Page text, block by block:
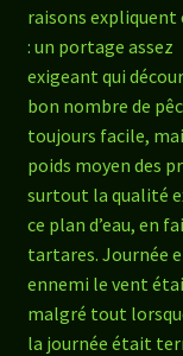
raisons expliquent
: un portage assez
exigeant qui
bon nombre de
toujours facile,
poids moyen des
surtout la qualité
ce plan d’eau, en
tartares. Journée
ennemi le vent
malgré tout
la journée était